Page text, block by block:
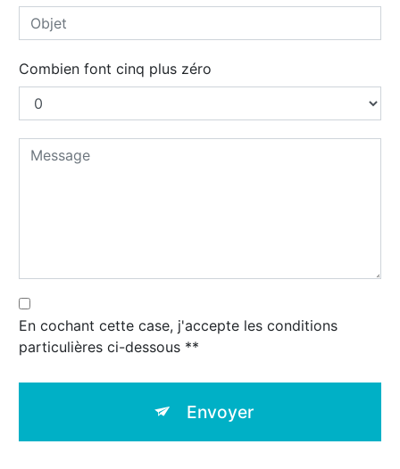
Combien font cinq plus zéro
En cochant cette case, j'accepte les conditions
particulières ci-dessous **
Envoyer